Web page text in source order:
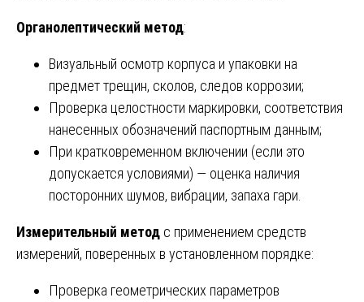
Органолептический метод:
Визуальный осмотр корпуса и упаковки на
предмет трещин, сколов, следов коррозии;
Проверка целостности маркировки, соответствия
нанесенных обозначений паспортным данным;
При кратковременном включении (если это
допускается условиями) — оценка наличия
посторонних шумов, вибрации, запаха гари.
Измерительный метод с применением средств
измерений, поверенных в установленном порядке:
Проверка геометрических параметров